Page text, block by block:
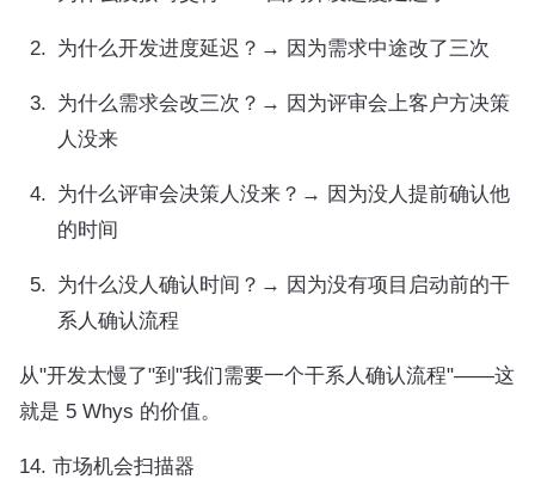
为什么开发进度延迟？→ 因为需求中途改了三次
为什么需求会改三次？→ 因为评审会上客户方决策
人没来
为什么评审会决策人没来？→ 因为没人提前确认他
的时间
为什么没人确认时间？→ 因为没有项目启动前的干
系人确认流程
从"开发太慢了"到"我们需要一个干系人确认流程"——这
就是 5 Whys 的价值。
14. 市场机会扫描器